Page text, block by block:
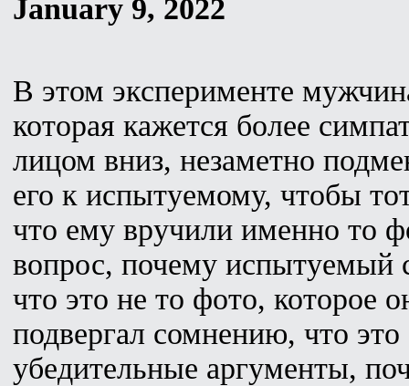
January 9, 2022
В этом эксперименте
которая кажется более
лицом вниз, незаметно
его к испытуемому, чтобы
что ему вручили именно то
вопрос, почему испытуемый
что это не то фото, которое
подвергал сомнению, что
убедительные аргументы,